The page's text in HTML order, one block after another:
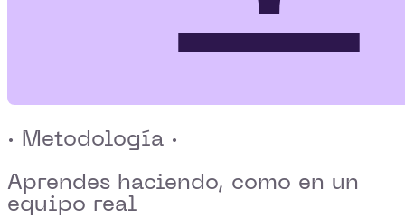
· Metodología ·
Aprendes haciendo, como en un
equipo real